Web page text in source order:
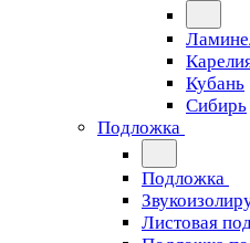
Кубань
Сибирь
Подложка
Подложка
Листовая